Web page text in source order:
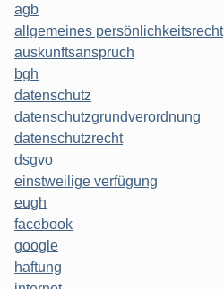
agb
allgemeines persönlichkeitsrecht
auskunftsanspruch
bgh
datenschutz
datenschutzgrundverordnung
datenschutzrecht
dsgvo
einstweilige verfügung
eugh
facebook
google
haftung